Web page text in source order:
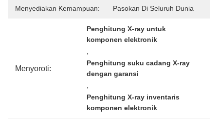
Menyediakan Kemampuan: Pasokan Di Seluruh Dunia
Menyoroti:
Penghitung X-ray untuk
komponen elektronik
,
Penghitung suku cadang X-ray
dengan garansi
,
Penghitung X-ray inventaris
komponen elektronik